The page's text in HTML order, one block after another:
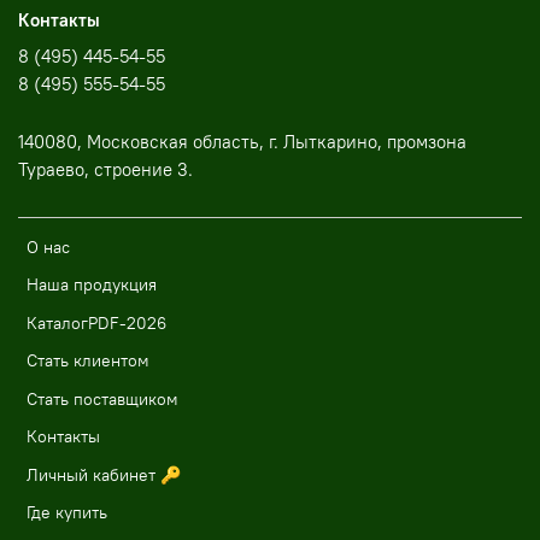
ФИТОГОРМОНОВ, АУКСИНОВ И ИТОКИНИНОВ УСИЛИВАЕТ
Состав: экстракт зеленой одноклеточной микроводоросли
Штрихкод:4600250008557, 250мл.
О нас
Наша продукция
КаталогPDF-2026
Стать клиентом
Стать поставщиком
Контакты
Личный кабинет 🔑
Где купить
Контакты
8 (495) 445-54-55
8 (495) 555-54-55
140080, Московская область, г. Лыткарино, промзона
Тураево, строение 3.